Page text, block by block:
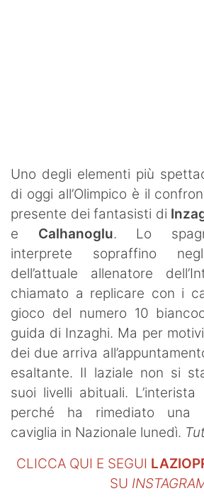
Uno degli elementi più
di oggi all’Olimpico è il
presente dei fantasisti di
e Calhanoglu. Lo
interprete sopraffino
dell’attuale allenatore
chiamato a replicare con i
gioco del numero 10
guida di Inzaghi. Ma per
dei due arriva
esaltante. Il laziale non si
suoi livelli abituali.
perché ha rimediato una
caviglia in Nazionale lunedì.
CLICCA QUI E SEGUI
SU